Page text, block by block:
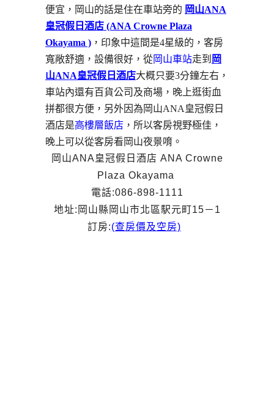
便宜，岡山的話是住在車站旁的 岡山ANA
皇冠假日酒店 (ANA Crowne Plaza
Okayama ) ，印象中這間是4星級的，客房
寬敞舒適，設備很好，從岡山車站走到 岡
山ANA皇冠假日酒店大概只要3分鐘左右，
車站內還有百貨公司及商場，晚上逛街血
拼都很方便，另外因為岡山ANA皇冠假日
酒店是高樓層飯店 ，所以客房視野極佳，
晚上可以從客房看岡山夜景唷。
岡山ANA皇冠假日酒店 ANA Crowne
Plaza Okayama
電話:086-898-1111
地址:岡山縣岡山市北區駅元町15－1
訂房:(查房價及空房)